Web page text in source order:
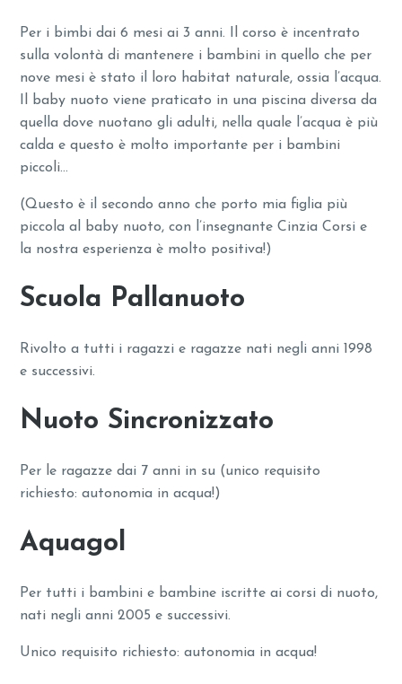
Per i bimbi dai 6 mesi ai 3 anni. Il corso è incentrato
sulla volontà di mantenere i bambini in quello che per
nove mesi è stato il loro habitat naturale, ossia l’acqua.
Il baby nuoto viene praticato in una piscina diversa da
quella dove nuotano gli adulti, nella quale l’acqua è più
calda e questo è molto importante per i bambini
piccoli…
(Questo è il secondo anno che porto mia figlia più
piccola al baby nuoto, con l’insegnante Cinzia Corsi e
la nostra esperienza è molto positiva!)
Scuola Pallanuoto
Rivolto a tutti i ragazzi e ragazze nati negli anni 1998
e successivi.
Nuoto Sincronizzato
Per le ragazze dai 7 anni in su (unico requisito
richiesto: autonomia in acqua!)
Aquagol
Per tutti i bambini e bambine iscritte ai corsi di nuoto,
nati negli anni 2005 e successivi.
Unico requisito richiesto: autonomia in acqua!